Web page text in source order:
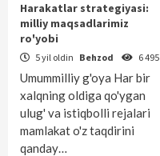
Harakatlar strategiyasi:
milliy maqsadlarimiz
ro'yobi
5 yil oldin Behzod 6 495
Umummilliy g'oya Har bir
xalqning oldiga qo'ygan
ulug' va istiqbolli rejalari
mamlakat o'z taqdirini
qanday…